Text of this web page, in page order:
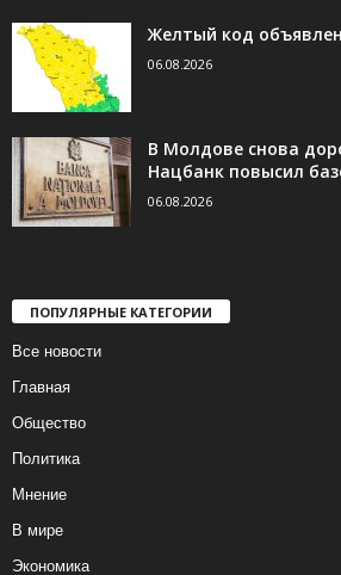
Желтый код
06.08.2026
В Молдове снова
Нацбанк повысил
06.08.2026
ПОПУЛЯРНЫЕ КАТЕГОРИИ
Все новости
Главная
Общество
Политика
Мнение
В мире
Экономика